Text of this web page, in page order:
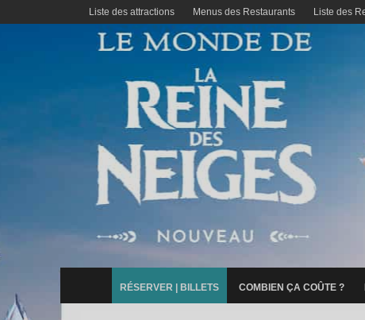
Liste des attractions Menus des Restaurants Liste des
RÉSERVER | BILLETS COMBIEN ÇA COÛTE ?